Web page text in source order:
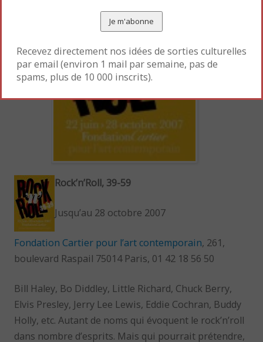
Rock’n’Roll, 39-59
Jusqu’au 28 octobre 2007
Fondation Cartier pour l’art contemporain, 261,
boulevard Raspail 75014 Paris, 01 42 18 56 50
Bill Haley, Bo Diddley, Little Richard, Chuck Berry,
Elvis Presley, Jerry Lee Lewis, Eddie Cochran, Buddy
Holly, etc. Autant de noms qui évoquent le rock’n’roll
dans nombre d’esprits. Mais qui pourrait prétendre,
Recevez directement nos idées de sorties culturelles
par email (environ 1 mail par semaine, pas de
spams, plus de 10 000 inscrits).